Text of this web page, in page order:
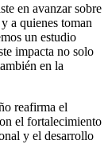
en avanzar sobre
a quienes toman
un estudio
impacta no solo
en la
reafirma el
el fortalecimiento
y el desarrollo